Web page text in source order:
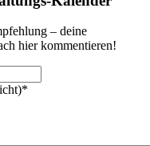
– deine
hier kommentieren!
*